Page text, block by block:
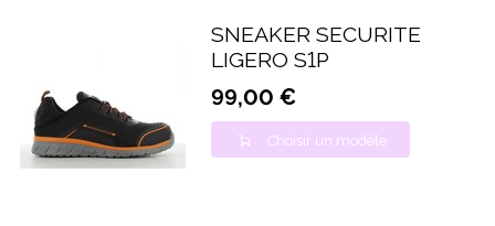
SNEAKER SECURITE
LIGERO S1P
99,00 €
Choisir un modèle